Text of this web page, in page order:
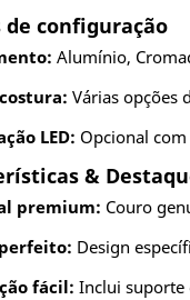
de configuração
Alumínio,
Várias opções
LED: Opcional
&
premium: Couro
Design
fácil: Inclui suporte